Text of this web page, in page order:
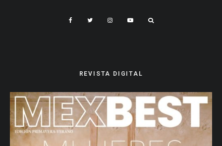
REVISTA DIGITAL